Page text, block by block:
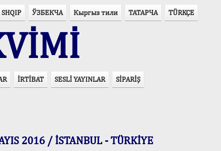
SHQIP ЎЗБЕКЧА Кыргыз тили ТАТАРЧА TÜRKÇE
İRTİBAT SESLİ YAYINLAR SİPARİŞ
2016 / İSTANBUL - TÜRKİYE